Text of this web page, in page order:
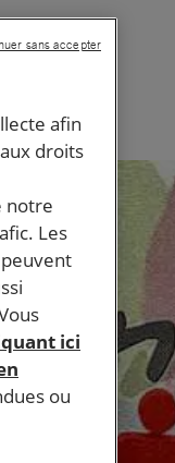
afin
droits
notre
Les
ici
ou
sans accepter